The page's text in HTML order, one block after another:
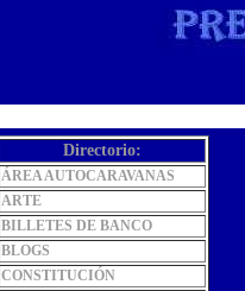
Directorio:
ÁREA AUTOCARAVANAS
ARTE
BILLETES DE BANCO
BLOGS
CONSTITUCIÓN